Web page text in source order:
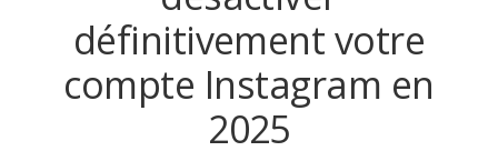
définitivement votre
compte Instagram en
2025